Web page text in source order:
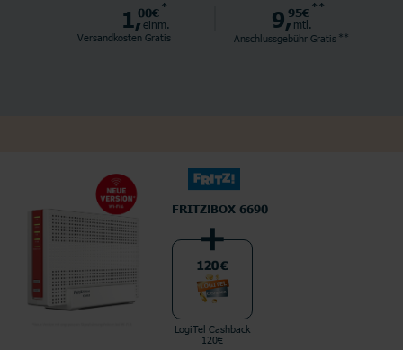
1,00€ *
einm.
Versandkosten Gratis
9,95€ **
mtl.
Anschlussgebühr Gratis **
FRITZ!BOX 6690
LogiTel Cashback
120€